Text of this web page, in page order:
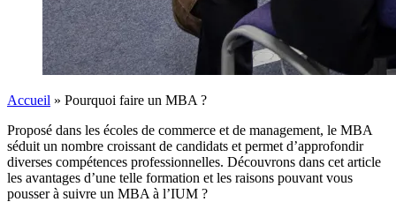
Accueil » Pourquoi faire un MBA ?
Proposé dans les écoles de commerce et de management, le MBA
séduit un nombre croissant de candidats et permet d’approfondir
diverses compétences professionnelles. Découvrons dans cet article
les avantages d’une telle formation et les raisons pouvant vous
pousser à suivre un MBA à l’IUM ?